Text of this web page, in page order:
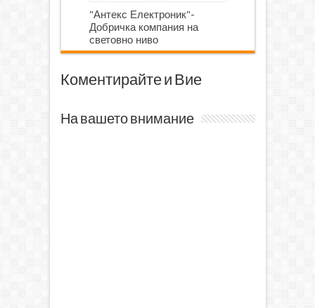
"Антекс Електроник"-
Добричка компания на
световно ниво
Коментирайте и Вие
На вашето внимание